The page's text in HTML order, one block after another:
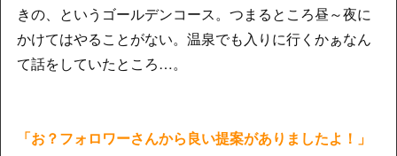
きの、というゴールデンコース。つまるところ昼～夜に
かけてはやることがない。温泉でも入りに行くかぁなん
て話をしていたところ…。
「お？フォロワーさんから良い提案がありましたよ！」